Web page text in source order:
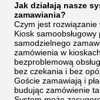
Jak działają nasze
zamawiania?
Czym jest rozwiązanie
Kiosk
samodzielnego
zamówienia w
bezproblemową
bez czekania i bez
Goście zamawiają i
budując zamówienie